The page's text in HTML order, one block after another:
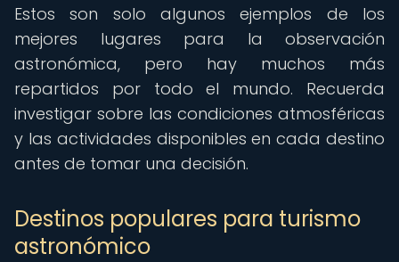
Estos son solo algunos ejemplos de los
mejores lugares para la observación
astronómica, pero hay muchos más
repartidos por todo el mundo. Recuerda
investigar sobre las condiciones atmosféricas
y las actividades disponibles en cada destino
antes de tomar una decisión.
Destinos populares para turismo
astronómico